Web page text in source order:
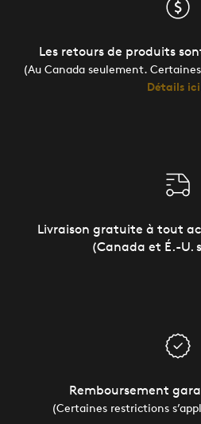
Les retours de produits
(Au Canada seulement.
Détails ici
Livraison gratuite à tout
(Canada et É.-U.
Remboursement
(Certaines restrictions